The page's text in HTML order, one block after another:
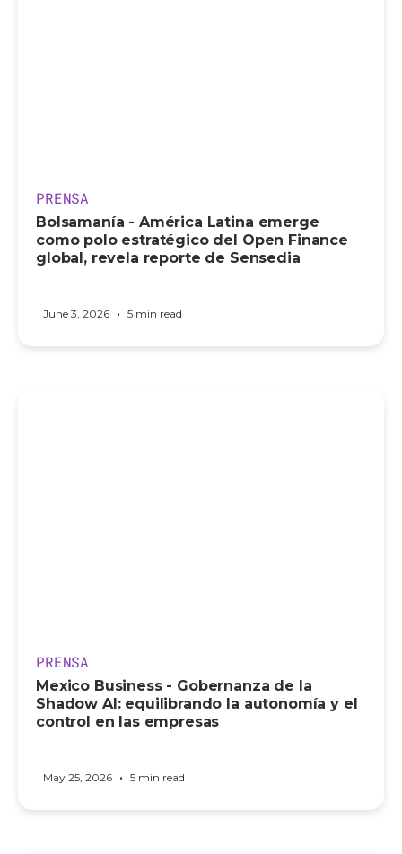
PRENSA
Bolsamanía - América Latina emerge
como polo estratégico del Open Finance
global, revela reporte de Sensedia
June 3, 2026 • 5 min read
PRENSA
Mexico Business - Gobernanza de la
Shadow AI: equilibrando la autonomía y el
control en las empresas
May 25, 2026 • 5 min read